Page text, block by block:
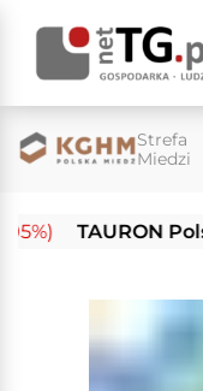
Strefa
Miedzi
TAURON